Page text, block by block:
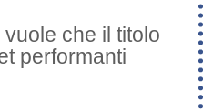
che il titolo
performanti